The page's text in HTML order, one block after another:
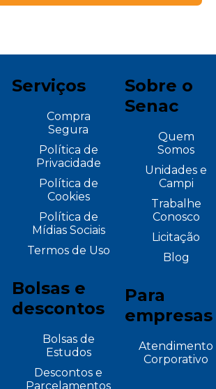
Serviços
Compra
Segura
Política de
Privacidade
Política de
Cookies
Política de
Mídias Sociais
Termos de Uso
Bolsas e
descontos
Bolsas de
Estudos
Descontos e
Parcelamentos
Sobre o
Senac
Quem
Somos
Unidades e
Campi
Trabalhe
Conosco
Licitação
Blog
Para
empresas
Atendimento
Corporativo